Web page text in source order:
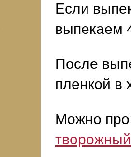
Если
выпекаем
После
пленкой в
Можно